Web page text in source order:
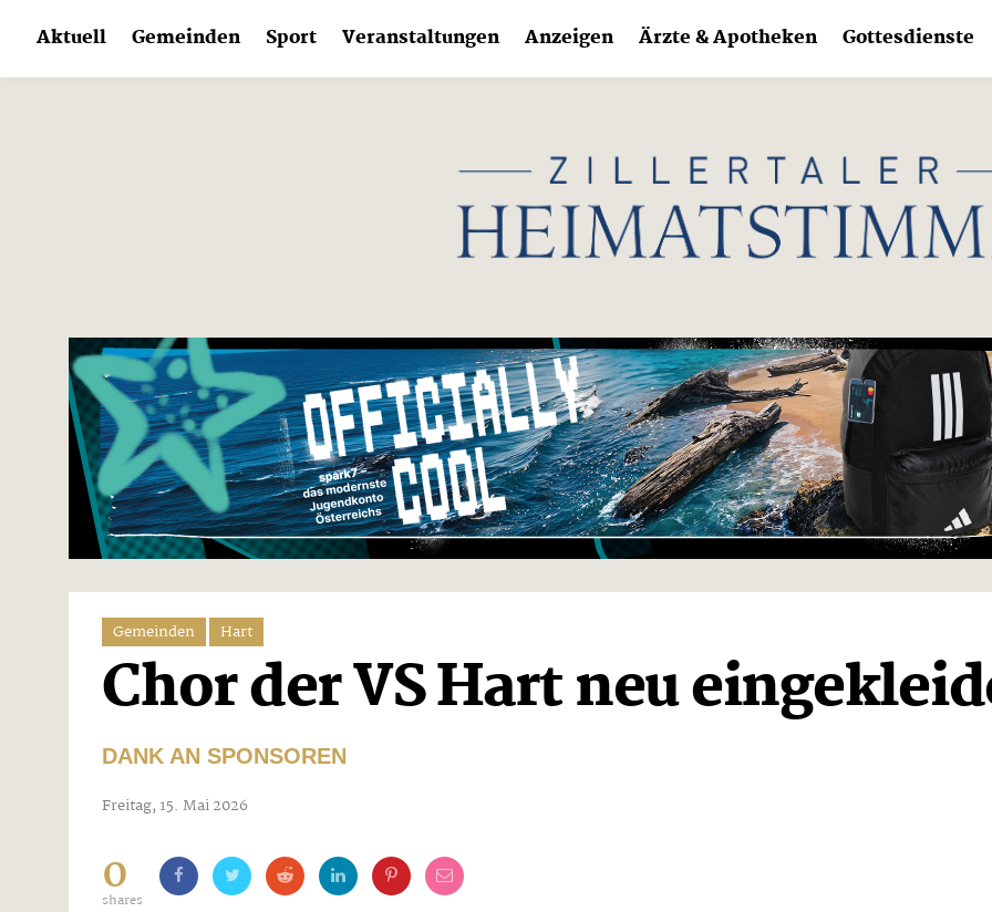
content
Aktuell Gemeinden Sport Veranstaltungen Anzeigen Ärzte & Apotheken Gottesdienste
Gemeinden Hart
Chor der VS Hart neu
DANK AN SPONSOREN
Freitag, 15. Mai 2026
0
shares